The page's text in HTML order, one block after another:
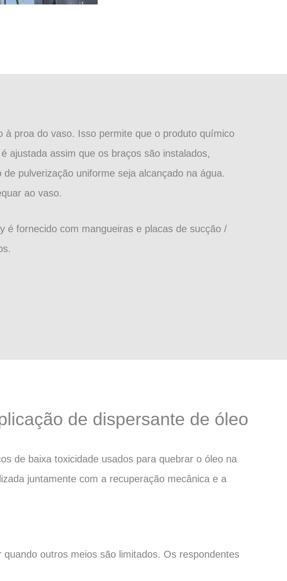
proa do vaso. Isso permite que o produto químico
ajustada assim que os braços são instalados,
pulverização uniforme seja alcançado na água.
ao vaso.
é fornecido com mangueiras e placas de sucção /
de dispersante de óleo
de baixa toxicidade usados ​​para quebrar o óleo na
juntamente com a recuperação mecânica e a
outros meios são limitados. Os respondentes